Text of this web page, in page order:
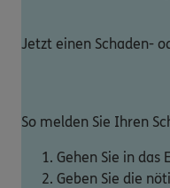
Jetzt einen Schaden-
So melden Sie Ihren
Gehen Sie in das
Geben Sie die